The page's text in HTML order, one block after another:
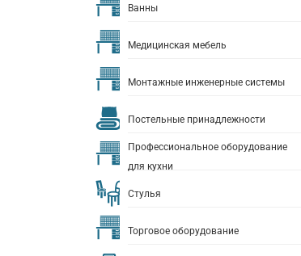
Ванны
Медицинская мебель
Монтажные инженерные системы
Постельные принадлежности
Профессиональное оборудование
для кухни
Стулья
Торговое оборудование